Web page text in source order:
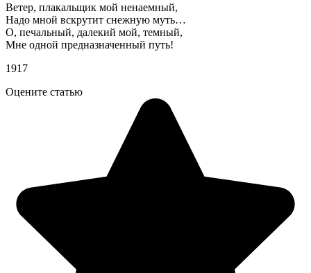
Ветер, плакальщик мой ненаемный,
Надо мной вскрутит снежную муть…
О, печальный, далекий мой, темный,
Мне одной предназначенный путь!
1917
Оцените статью